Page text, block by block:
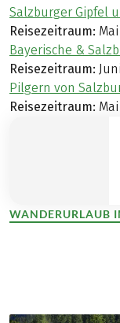
Salzburger Gipfel
Reisezeitraum:
Bayerische &
Reisezeitraum:
Pilgern von
Reisezeitraum:
WANDERURLAUB